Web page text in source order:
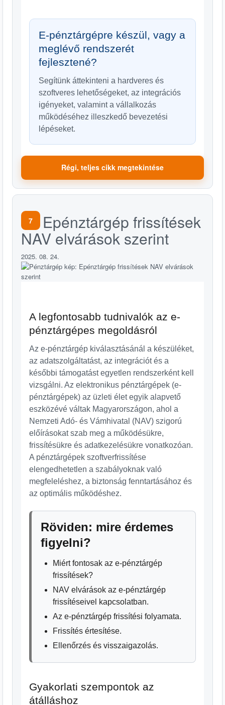
E-pénztárgépre készül, vagy a
meglévő rendszerét
fejlesztené?
Segítünk áttekinteni a hardveres és
szoftveres lehetőségeket, az integrációs
igényeket, valamint a vállalkozás
működéséhez illeszkedő bevezetési
lépéseket.
Régi, teljes cikk megtekintése
7 Epénztárgép frissítések
NAV elvárások szerint
2025. 08. 24.
A legfontosabb tudnivalók az e-
pénztárgépes megoldásról
Az e-pénztárgép kiválasztásánál a készüléket,
az adatszolgáltatást, az integrációt és a
későbbi támogatást egyetlen rendszerként kell
vizsgálni. Az elektronikus pénztárgépek (e-
pénztárgépek) az üzleti élet egyik alapvető
eszközévé váltak Magyarországon, ahol a
Nemzeti Adó- és Vámhivatal (NAV) szigorú
előírásokat szab meg a működésükre,
frissítésükre és adatkezelésükre vonatkozóan.
A pénztárgépek szoftverfrissítése
elengedhetetlen a szabályoknak való
megfeleléshez, a biztonság fenntartásához és
az optimális működéshez.
Röviden: mire érdemes
figyelni?
Miért fontosak az e-pénztárgép
frissítések?
NAV elvárások az e-pénztárgép
frissítéseivel kapcsolatban.
Az e-pénztárgép frissítési folyamata.
Frissítés értesítése.
Ellenőrzés és visszaigazolás.
Gyakorlati szempontok az
átálláshoz